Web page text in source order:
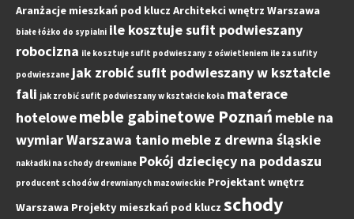
Aranżacje mieszkań pod klucz Architekci wnętrz Warszawa
białe łóżko do sypialni ile kosztuje sufit podwieszany
robocizna ile kosztuje sufit podwieszany z oświetleniem ile za sufity
podwieszane jak zrobić sufit podwieszany w kształcie
fali jak zrobić sufit podwieszany w kształcie koła materace
hotelowemeble gabinetowe Poznań meble na
wymiar Warszawa taniomeble z drewna śląskie
nakładki na schody drewniane Pokój dziecięcy na poddaszu
producent schodów drewnianych mazowieckie Projektant wnętrz
Warszawa Projekty mieszkań pod klucz schody